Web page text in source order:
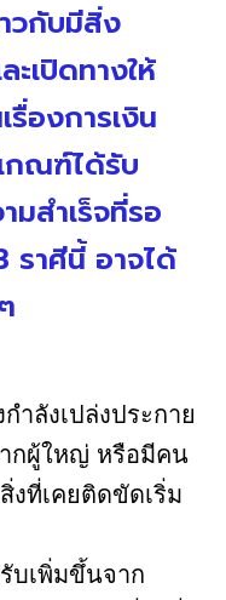
วกับมีสิ่ง
เปิดทางให้
รื่องการเงิน
กณฑ์ได้รับ
มสำเร็จที่รอ
ราศีนี้ อาจได้
ำลังเปล่งประกาย
กผู้ใหญ่ หรือมีคน
งที่เคยติดขัดเริ่ม
บเพิ่มขึ้นจาก